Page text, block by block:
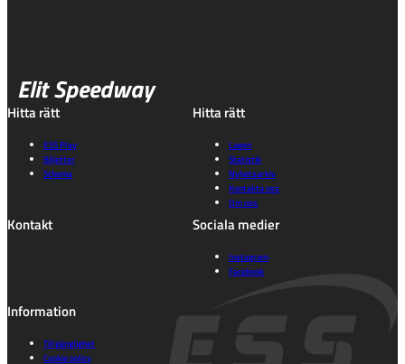
Elit Speedway
Hitta rätt
ESS Play
Biljetter
Schema
Hitta rätt
Lagen
Statistik
Nyhetsarkiv
Kontakta oss
Om oss
Kontakt Sociala medier
Instagram
Facebook
Information
Tillgänglighet
Cookie policy